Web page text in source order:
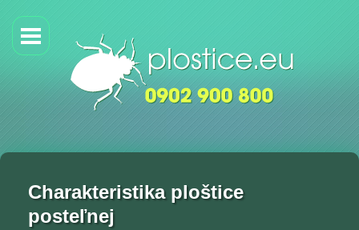
Charakteristika ploštice
posteľnej